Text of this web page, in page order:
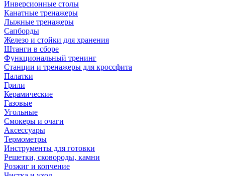
Инверсионные столы
Канатные тренажеры
Лыжные тренажеры
Сапборды
Железо и стойки для хранения
Штанги в сборе
Функциональный тренинг
Станции и тренажеры для кроссфита
Палатки
Грили
Керамические
Газовые
Угольные
Смокеры и очаги
Аксессуары
Термометры
Инструменты для готовки
Решетки, сковороды, камни
Розжиг и копчение